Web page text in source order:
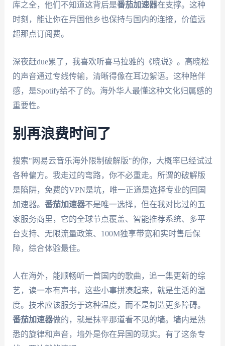
库之全，他们不知道这背后是番茄加速器在支撑。这种
时刻，能让你在异国他乡也保持与国内的连接，价值远
超那点订阅费。
深夜赶due累了，我喜欢听喜马拉雅的《晓说》。高晓松
的声音通过专线传输，清晰得像在耳边絮语。这种陪伴
感，是Spotify给不了的。海外华人最懂这种文化归属感的
重要性。
别再浪费时间了
搜索"网易云音乐海外限制破解版"的你，大概率已经试过
各种偏方。我走过的弯路，你不必重走。所谓的破解版
是陷阱，免费的VPN是坑，唯一正道是选择专业的回国
加速器。 番茄加速器不是唯一选择，但在我对比过的五
家服务商里，它的全球节点覆盖、智能推荐系统、多平
台支持、无限流量政策、100M独享带宽和实时售后保
障，综合体验最佳。
人在海外，能顺畅听一首国内的歌曲，追一集更新的综
艺，读一本有声书，这些小事拼凑起来，就是生活的温
度。技术应该服务于这种温度，而不是制造更多障碍。
番茄加速器做的，就是抹平那道看不见的墙。墙内是熟
悉的旋律和声音，墙外是你在异国的现实。有了这条专